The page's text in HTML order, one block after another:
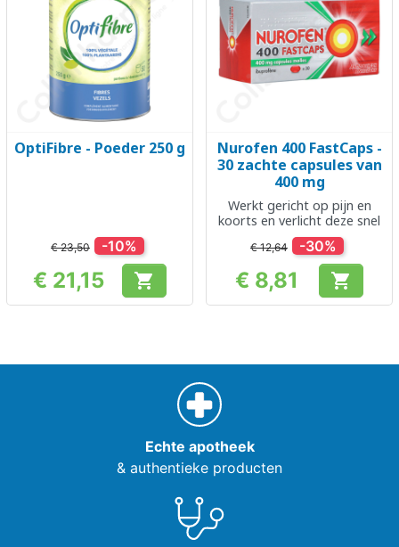
OptiFibre - Poeder 250 g
€ 23,50 -10%
Prijs
€ 21,15 
Nurofen 400 FastCaps -
30 zachte capsules van
400 mg
Werkt gericht op pijn en
koorts en verlicht deze snel
€ 12,64 -30%
Prijs
€ 8,81 
Echte apotheek
& authentieke producten